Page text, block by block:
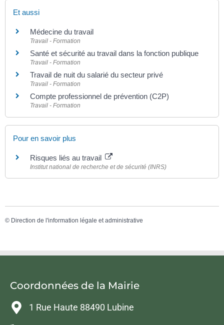
Et aussi
Médecine du travail
Travail - Formation
Santé et sécurité au travail dans la fonction publique
Travail - Formation
Travail de nuit du salarié du secteur privé
Travail - Formation
Compte professionnel de prévention (C2P)
Travail - Formation
Pour en savoir plus
Risques liés au travail
Institut national de recherche et de sécurité (INRS)
© Direction de l'information légale et administrative
Coordonnées de la Mairie
1 Rue Haute 88490 Lubine